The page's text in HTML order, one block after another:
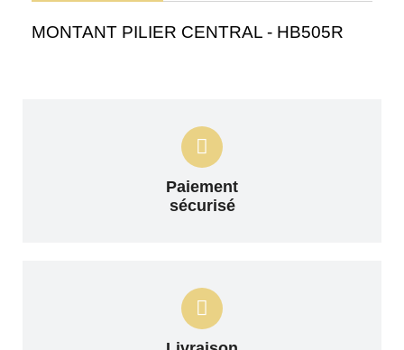
MONTANT PILIER CENTRAL - HB505R
Paiement
sécurisé